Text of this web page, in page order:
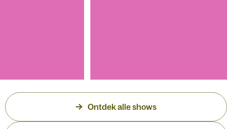
WO 16.12.2026
MEAU
-
VIJF
Ontdek alle shows